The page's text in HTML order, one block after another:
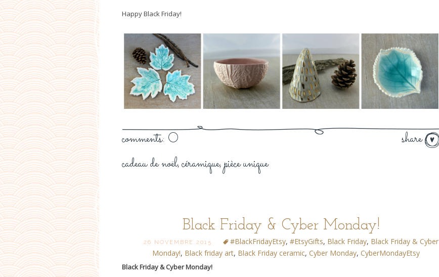
Happy Black Friday!
share
comments: 0
cadeau de noël, céramique, pièce unique
Black Friday & Cyber Monday!
26 NOVEMBRE 2015 #BlackFridayEtsy‎,#EtsyGifts, Black Friday, Black Friday & Cyber
Monday!, Black friday art, Black Friday ceramic,Cyber Monday,CyberMondayEtsy
Black Friday & Cyber Monday!